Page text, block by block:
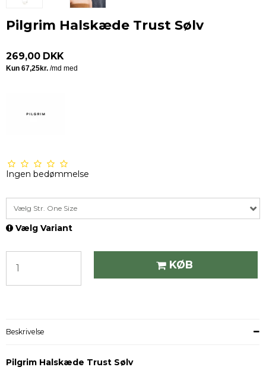
Pilgrim Halskæde Trust Sølv
269,00 DKK
Ingen bedømmelse
Vælg Str. One Size
Vælg Variant
KØB
Beskrivelse
Pilgrim Halskæde Trust Sølv